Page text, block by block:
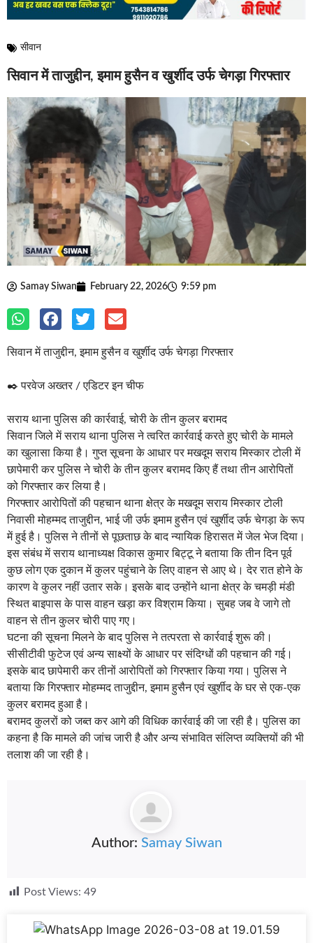
सीवान
सिवान में ताजुद्दीन, इमाम हुसैन व खुर्शीद उर्फ चेगड़ा गिरफ्तार
Samay Siwan February 22, 2026 9:59 pm
सिवान में ताजुद्दीन, इमाम हुसैन व खुर्शीद उर्फ चेगड़ा गिरफ्तार
✒️ परवेज अख्तर / एडिटर इन चीफ
सराय थाना पुलिस की कार्रवाई, चोरी के तीन कुलर बरामद
सिवान जिले में सराय थाना पुलिस ने त्वरित कार्रवाई करते हुए चोरी के मामले
का खुलासा किया है। गुप्त सूचना के आधार पर मखदूम सराय मिस्कार टोली में
छापेमारी कर पुलिस ने चोरी के तीन कुलर बरामद किए हैं तथा तीन आरोपितों
को गिरफ्तार कर लिया है।
गिरफ्तार आरोपितों की पहचान थाना क्षेत्र के मखदूम सराय मिस्कार टोली
निवासी मोहम्मद ताजुद्दीन, भाई जी उर्फ इमाम हुसैन एवं खुर्शीद उर्फ चेगड़ा के रूप
में हुई है। पुलिस ने तीनों से पूछताछ के बाद न्यायिक हिरासत में जेल भेज दिया।
इस संबंध में सराय थानाध्यक्ष विकास कुमार बिट्टू ने बताया कि तीन दिन पूर्व
कुछ लोग एक दुकान में कुलर पहुंचाने के लिए वाहन से आए थे। देर रात होने के
कारण वे कुलर नहीं उतार सके। इसके बाद उन्होंने थाना क्षेत्र के चमड़ी मंडी
स्थित बाइपास के पास वाहन खड़ा कर विश्राम किया। सुबह जब वे जागे तो
वाहन से तीन कुलर चोरी पाए गए।
घटना की सूचना मिलने के बाद पुलिस ने तत्परता से कार्रवाई शुरू की।
सीसीटीवी फुटेज एवं अन्य साक्ष्यों के आधार पर संदिग्धों की पहचान की गई।
इसके बाद छापेमारी कर तीनों आरोपितों को गिरफ्तार किया गया। पुलिस ने
बताया कि गिरफ्तार मोहम्मद ताजुद्दीन, इमाम हुसैन एवं खुर्शीद के घर से एक-एक
कुलर बरामद हुआ है।
बरामद कुलरों को जब्त कर आगे की विधिक कार्रवाई की जा रही है। पुलिस का
कहना है कि मामले की जांच जारी है और अन्य संभावित संलिप्त व्यक्तियों की भी
तलाश की जा रही है।
Author: Samay Siwan
Post Views: 49